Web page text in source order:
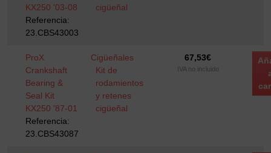
KX250 '03-08
Referencia:
23.CBS43003
cigüeñal
ProX
Crankshaft
Bearing &
Seal Kit
KX250 '87-01
Referencia:
23.CBS43087
Cigüeñales
Kit de
rodamientos
y retenes
cigüeñal
67,53€
IVA no incluido